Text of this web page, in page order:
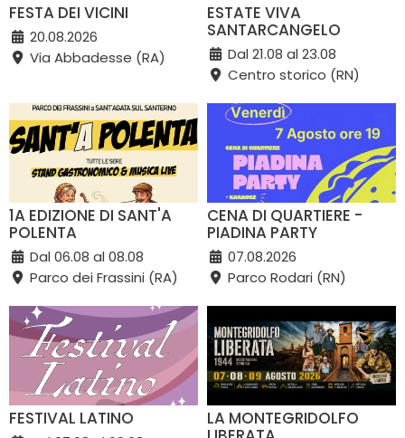
FESTA DEI VICINI
20.08.2026
Via Abbadesse (RA)
ESTATE VIVA
SANTARCANGELO
Dal 21.08 al 23.08
Centro storico (RN)
1A EDIZIONE DI SANT'A
POLENTA
Dal 06.08 al 08.08
Parco dei Frassini (RA)
CENA DI QUARTIERE -
PIADINA PARTY
07.08.2026
Parco Rodari (RN)
FESTIVAL LATINO LA MONTEGRIDOLFO